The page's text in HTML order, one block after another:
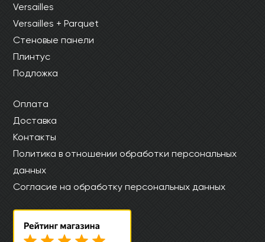
Versailles
Versailles + Parquet
Стеновые панели
Плинтус
Подложка
Оплата
Доставка
Контакты
Политика в отношении обработки персональных
данных
Согласие на обработку персональных данных